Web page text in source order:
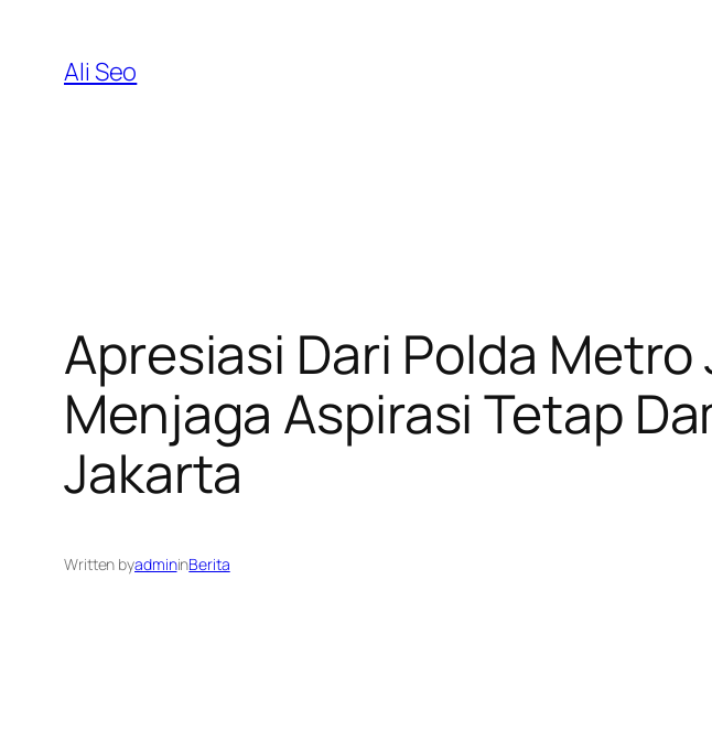
content
Ali Seo
Apresiasi Dari Polda
Menjaga Aspirasi Tetap
Jakarta
Written byadmininBerita